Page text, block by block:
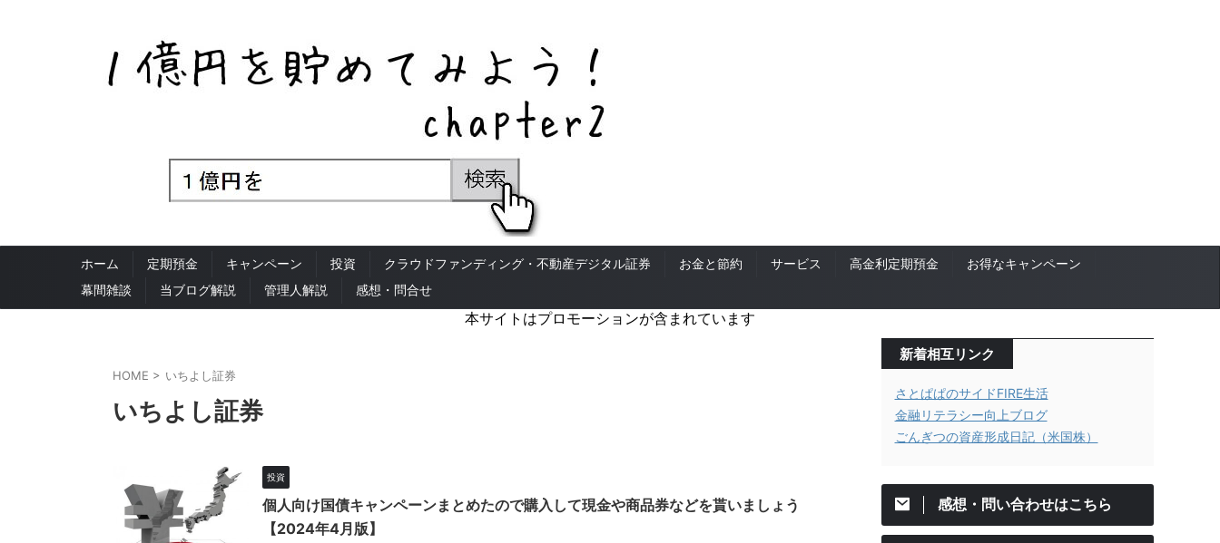
ホーム 定期預金 キャンペーン 投資 クラウドファンディング・不動産デジタル証券 お金と節約 サービス 高金利定期預金
お得なキャンペーン
幕間雑談
当ブログ解説 管理人解説 感想・問合せ
本サイトはプロモーションが含まれています
HOME > いちよし証券
いちよし証券
投資
個人向け国債キャンペーンまとめたので購入して現金や商品券などを貰いましょう
【2024年4月版】
新着相互リンク
さとぱぱのサイドFIRE生活
金融リテラシー向上ブログ
ごんぎつの資産形成日記（米国株）
感想・問い合わせはこちら